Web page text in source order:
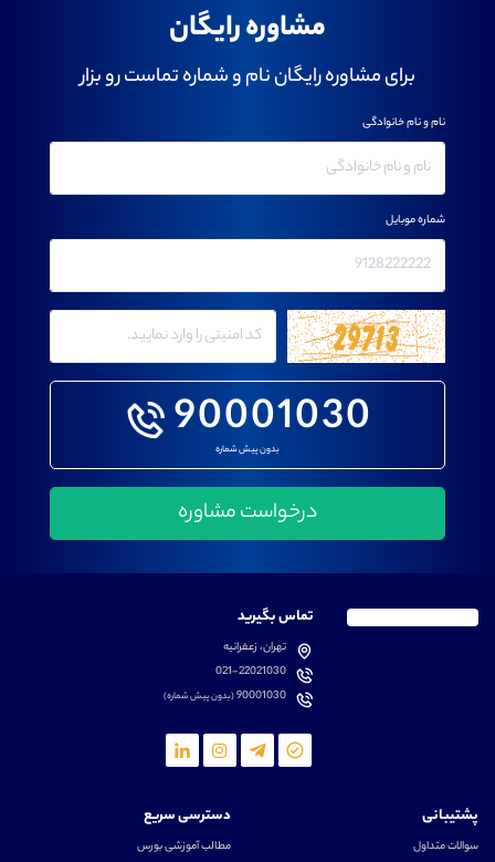
مشاوره رایگان
برای مشاوره رایگان نام و شماره تماست رو بزار
90001030
بدون پیش شماره
نام و نام خانوادگی
شماره موبایل
تماس بگیرید
تهران، زعفرانیه
021-22021030
90001030(بدون پیش شماره)
پشتیبانی
سوالات متداول
دسترسی سریع
مطالب آموزشی بورس